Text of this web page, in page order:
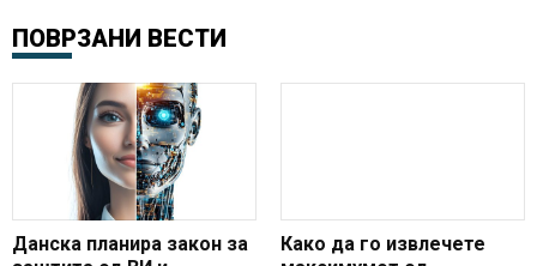
ПОВРЗАНИ ВЕСТИ
Данска планира закон за
Како да го извлечете